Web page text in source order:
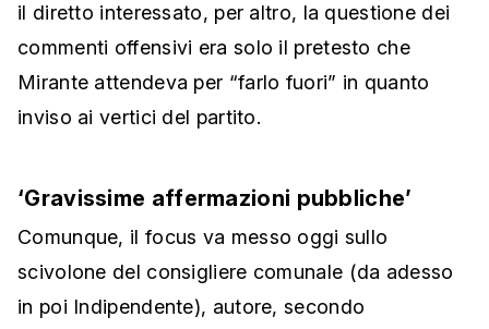
il diretto interessato, per altro, la questione dei
commenti offensivi era solo il pretesto che
Mirante attendeva per “farlo fuori” in quanto
inviso ai vertici del partito.
‘Gravissime affermazioni pubbliche’
Comunque, il focus va messo oggi sullo
scivolone del consigliere comunale (da adesso
in poi Indipendente), autore, secondo